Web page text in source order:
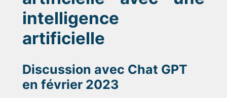
intelligence
artificielle
Discussion avec Chat GPT
en février 2023